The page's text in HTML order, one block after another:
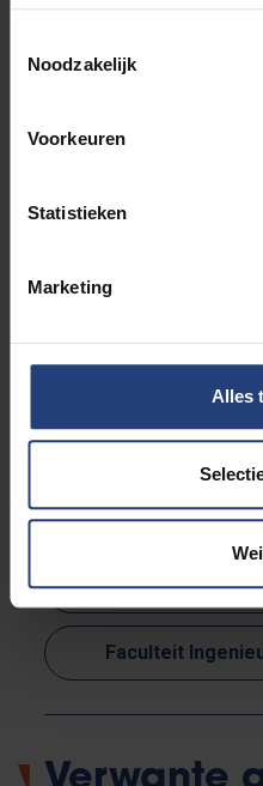
Noodzakelijk
Voorkeuren
Statistieken
Marketing
Alles
De bezoekers van Nerdland
onderzoeksgroep BruBotics
Lees
Faculteit